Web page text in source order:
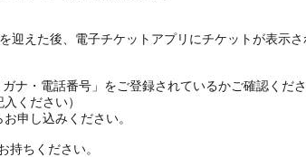
えた後、電子チケットアプリにチケットが表示さ
ナ・電話番号」をご登録されているかご確認くださ
ください）
お申し込みください。
ちください。